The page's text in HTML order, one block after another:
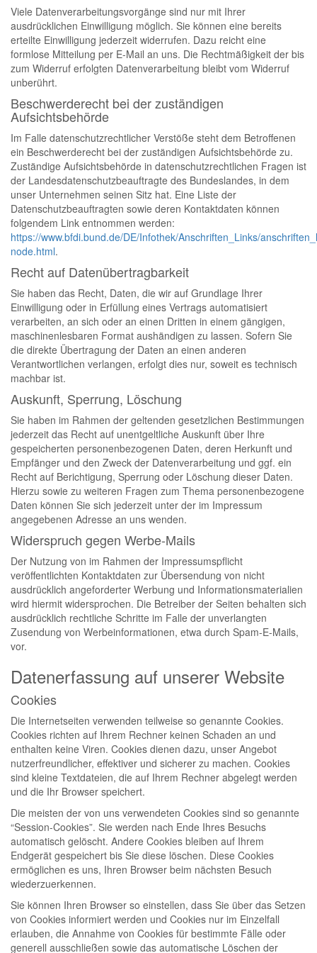
Viele Datenverarbeitungsvorgänge sind nur mit Ihrer
ausdrücklichen Einwilligung möglich. Sie können eine bereits
erteilte Einwilligung jederzeit widerrufen. Dazu reicht eine
formlose Mitteilung per E-Mail an uns. Die Rechtmäßigkeit der bis
zum Widerruf erfolgten Datenverarbeitung bleibt vom Widerruf
unberührt.
Beschwerderecht bei der zuständigen
Aufsichtsbehörde
Im Falle datenschutzrechtlicher Verstöße steht dem Betroffenen
ein Beschwerderecht bei der zuständigen Aufsichtsbehörde zu.
Zuständige Aufsichtsbehörde in datenschutzrechtlichen Fragen ist
der Landesdatenschutzbeauftragte des Bundeslandes, in dem
unser Unternehmen seinen Sitz hat. Eine Liste der
Datenschutzbeauftragten sowie deren Kontaktdaten können
folgendem Link entnommen werden:
https://www.bfdi.bund.de/DE/Infothek/Anschriften_Links/
node.html.
Recht auf Datenübertragbarkeit
Sie haben das Recht, Daten, die wir auf Grundlage Ihrer
Einwilligung oder in Erfüllung eines Vertrags automatisiert
verarbeiten, an sich oder an einen Dritten in einem gängigen,
maschinenlesbaren Format aushändigen zu lassen. Sofern Sie
die direkte Übertragung der Daten an einen anderen
Verantwortlichen verlangen, erfolgt dies nur, soweit es technisch
machbar ist.
Auskunft, Sperrung, Löschung
Sie haben im Rahmen der geltenden gesetzlichen Bestimmungen
jederzeit das Recht auf unentgeltliche Auskunft über Ihre
gespeicherten personenbezogenen Daten, deren Herkunft und
Empfänger und den Zweck der Datenverarbeitung und ggf. ein
Recht auf Berichtigung, Sperrung oder Löschung dieser Daten.
Hierzu sowie zu weiteren Fragen zum Thema personenbezogene
Daten können Sie sich jederzeit unter der im Impressum
angegebenen Adresse an uns wenden.
Widerspruch gegen Werbe-Mails
Der Nutzung von im Rahmen der Impressumspflicht
veröffentlichten Kontaktdaten zur Übersendung von nicht
ausdrücklich angeforderter Werbung und Informationsmaterialien
wird hiermit widersprochen. Die Betreiber der Seiten behalten sich
ausdrücklich rechtliche Schritte im Falle der unverlangten
Zusendung von Werbeinformationen, etwa durch Spam-E-Mails,
vor.
Datenerfassung auf unserer Website
Cookies
Die Internetseiten verwenden teilweise so genannte Cookies.
Cookies richten auf Ihrem Rechner keinen Schaden an und
enthalten keine Viren. Cookies dienen dazu, unser Angebot
nutzerfreundlicher, effektiver und sicherer zu machen. Cookies
sind kleine Textdateien, die auf Ihrem Rechner abgelegt werden
und die Ihr Browser speichert.
Die meisten der von uns verwendeten Cookies sind so genannte
“Session-Cookies”. Sie werden nach Ende Ihres Besuchs
automatisch gelöscht. Andere Cookies bleiben auf Ihrem
Endgerät gespeichert bis Sie diese löschen. Diese Cookies
ermöglichen es uns, Ihren Browser beim nächsten Besuch
wiederzuerkennen.
Sie können Ihren Browser so einstellen, dass Sie über das Setzen
von Cookies informiert werden und Cookies nur im Einzelfall
erlauben, die Annahme von Cookies für bestimmte Fälle oder
generell ausschließen sowie das automatische Löschen der